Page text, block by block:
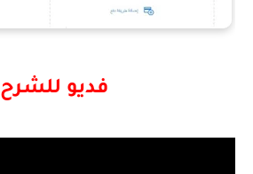
فديو للشرح